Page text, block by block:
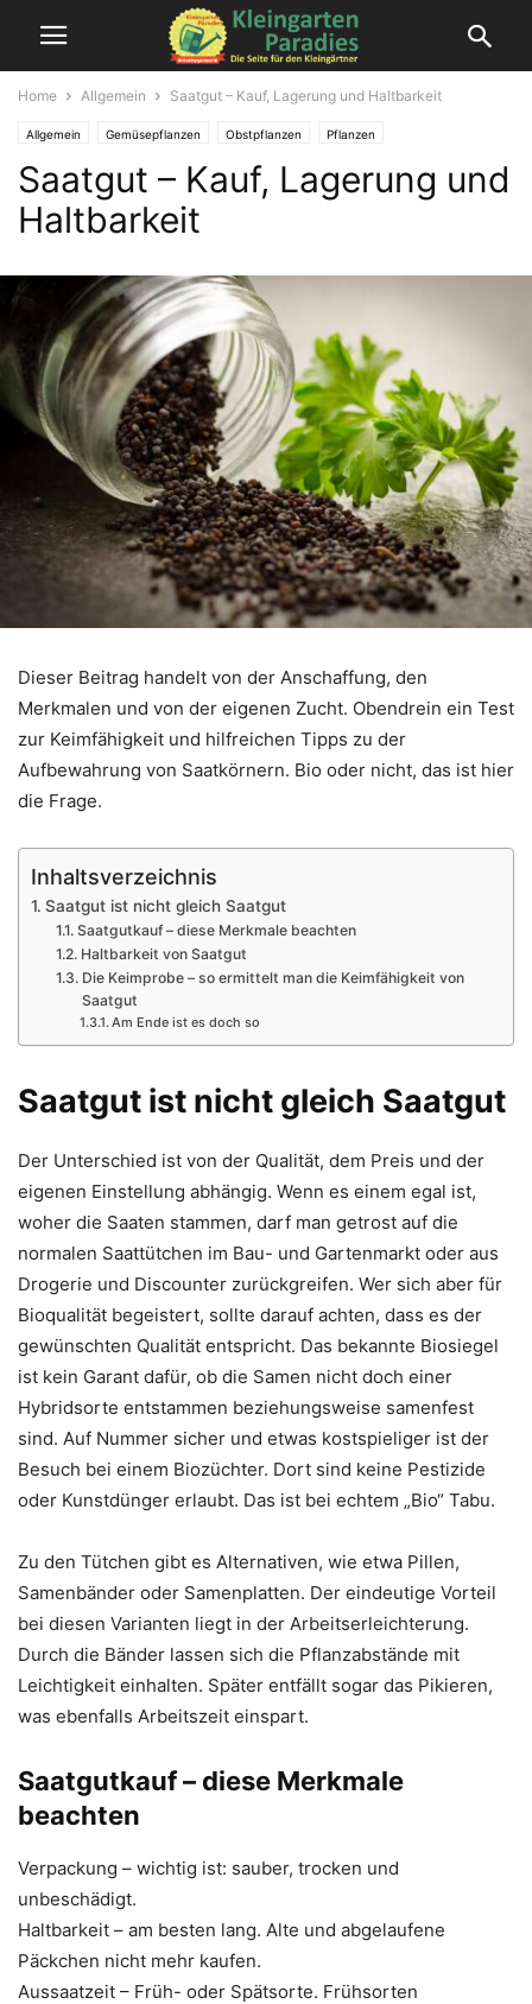
Home Allgemein Saatgut – Kauf, Lagerung und Haltbarkeit
Allgemein Gemüsepflanzen Obstpflanzen Pflanzen
Saatgut – Kauf, Lagerung und
Haltbarkeit
Dieser Beitrag handelt von der Anschaffung, den
Merkmalen und von der eigenen Zucht. Obendrein ein Test
zur Keimfähigkeit und hilfreichen Tipps zu der
Aufbewahrung von Saatkörnern. Bio oder nicht, das ist hier
die Frage.
Inhaltsverzeichnis
Saatgut ist nicht gleich Saatgut
Saatgutkauf – diese Merkmale beachten
Haltbarkeit von Saatgut
Die Keimprobe – so ermittelt man die Keimfähigkeit von
Saatgut
Am Ende ist es doch so
Saatgut ist nicht gleich Saatgut
Der Unterschied ist von der Qualität, dem Preis und der
eigenen Einstellung abhängig. Wenn es einem egal ist,
woher die Saaten stammen, darf man getrost auf die
normalen Saattütchen im Bau- und Gartenmarkt oder aus
Drogerie und Discounter zurückgreifen. Wer sich aber für
Bioqualität begeistert, sollte darauf achten, dass es der
gewünschten Qualität entspricht. Das bekannte Biosiegel
ist kein Garant dafür, ob die Samen nicht doch einer
Hybridsorte entstammen beziehungsweise samenfest
sind. Auf Nummer sicher und etwas kostspieliger ist der
Besuch bei einem Biozüchter. Dort sind keine Pestizide
oder Kunstdünger erlaubt. Das ist bei echtem „Bio“ Tabu.
Zu den Tütchen gibt es Alternativen, wie etwa Pillen,
Samenbänder oder Samenplatten. Der eindeutige Vorteil
bei diesen Varianten liegt in der Arbeitserleichterung.
Durch die Bänder lassen sich die Pflanzabstände mit
Leichtigkeit einhalten. Später entfällt sogar das Pikieren,
was ebenfalls Arbeitszeit einspart.
Saatgutkauf – diese Merkmale
beachten
Verpackung – wichtig ist: sauber, trocken und
unbeschädigt.
Haltbarkeit – am besten lang. Alte und abgelaufene
Päckchen nicht mehr kaufen.
Aussaatzeit – Früh- oder Spätsorte. Frühsorten